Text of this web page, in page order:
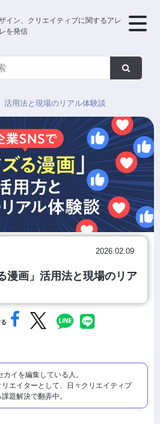
イン、クリエイティブに関するアレ
を発信
活用法と現場のリアル体験談
2026.02.09
漫画」活用法と現場のリア
カイを編集している人。
リエイターとして、日々クリエイティブ
題解決で翻弄中。